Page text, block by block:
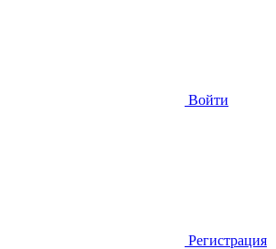
Войти
Регистрация